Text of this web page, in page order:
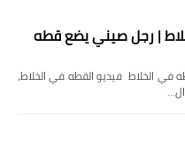
| رجل صيني يضع قطه
الخلاط فيديو القطه في الخلاط،